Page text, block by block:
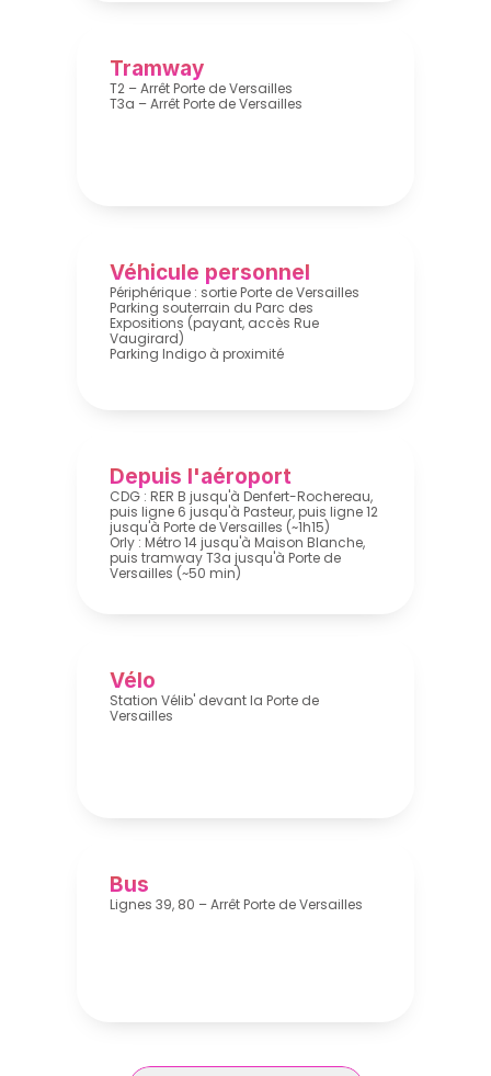
Tramway
T2 – Arrêt Porte de Versailles
T3a – Arrêt Porte de Versailles
Véhicule personnel
Périphérique : sortie Porte de Versailles
Parking souterrain du Parc des
Expositions (payant, accès Rue
Vaugirard)
Parking Indigo à proximité
Depuis l'aéroport
CDG : RER B jusqu'à Denfert-Rochereau,
puis ligne 6 jusqu'à Pasteur, puis ligne 12
jusqu'à Porte de Versailles (~1h15)
Orly : Métro 14 jusqu'à Maison Blanche,
puis tramway T3a jusqu'à Porte de
Versailles (~50 min)
Vélo
Station Vélib' devant la Porte de
Versailles
Bus
Lignes 39, 80 – Arrêt Porte de Versailles